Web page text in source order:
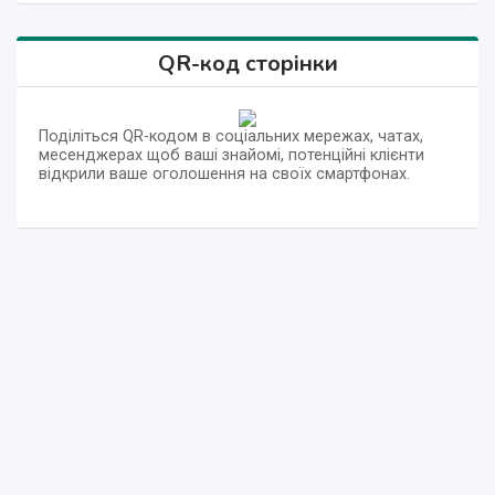
QR-код сторінки
Поділіться QR-кодом в соціальних мережах, чатах,
месенджерах щоб ваші знайомі, потенційні клієнти
відкрили ваше оголошення на своїх смартфонах.